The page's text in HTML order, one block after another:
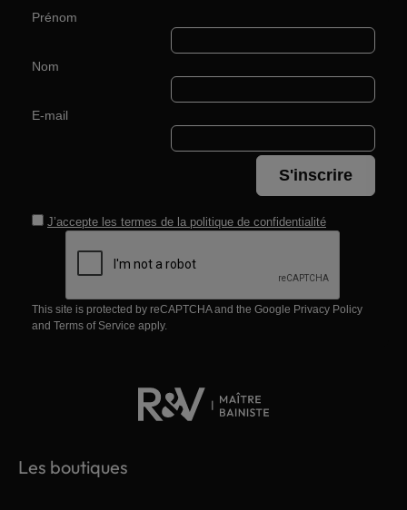
Prénom
Nom
E-mail
S'inscrire
J’accepte les termes de la politique de confidentialité
This site is protected by reCAPTCHA and the Google Privacy Policy
and Terms of Service apply.
Les boutiques